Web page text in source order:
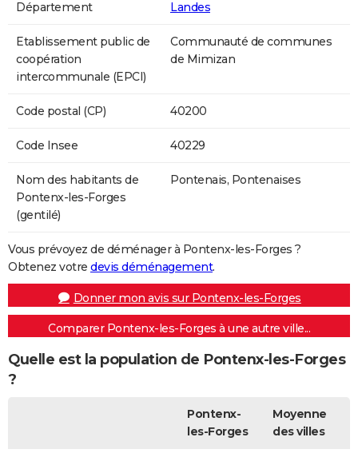
Département Landes
Etablissement public de
coopération
intercommunale (EPCI)
Communauté de communes
de Mimizan
Code postal (CP) 40200
Code Insee 40229
Nom des habitants de
Pontenx-les-Forges
(gentilé)
Pontenais, Pontenaises
Vous prévoyez de déménager à Pontenx-les-Forges ?
Obtenez votre devis déménagement.
Donner mon avis sur Pontenx-les-Forges
Comparer Pontenx-les-Forges à une autre ville...
Quelle est la population de Pontenx-les-Forges
?
Pontenx-
les-Forges
Moyenne
des villes